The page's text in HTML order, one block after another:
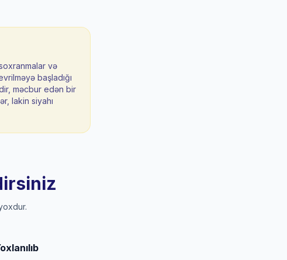
və
başladığı
məcbur edən bir
lakin siyahı